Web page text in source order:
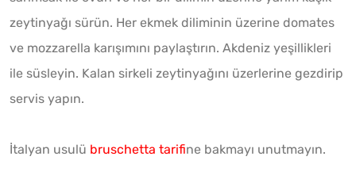
zeytinyağı sürün. Her ekmek diliminin üzerine domates
ve mozzarella karışımını paylaştırın. Akdeniz yeşillikleri
ile süsleyin. Kalan sirkeli zeytinyağını üzerlerine gezdirip
servis yapın.
İtalyan usulü bruschetta tarifine bakmayı unutmayın.